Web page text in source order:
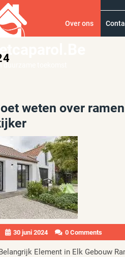
duurzame toekomst
Over ons
weten over
30 juni 2024 0 Comments
Element in Elk Gebouw